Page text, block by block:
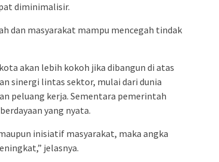
diminimalisir.
dan masyarakat mampu mencegah tindak
akan lebih kokoh jika dibangun di atas
sinergi lintas sektor, mulai dari dunia
peluang kerja. Sementara pemerintah
yang nyata.
inisiatif masyarakat, maka angka
jelasnya.